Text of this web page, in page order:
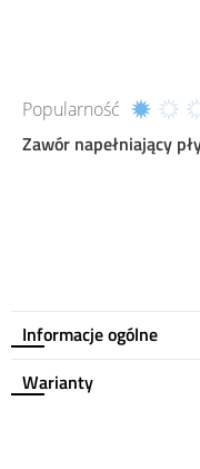
Popularność
Zawór napełniający
Informacje ogólne
Warianty